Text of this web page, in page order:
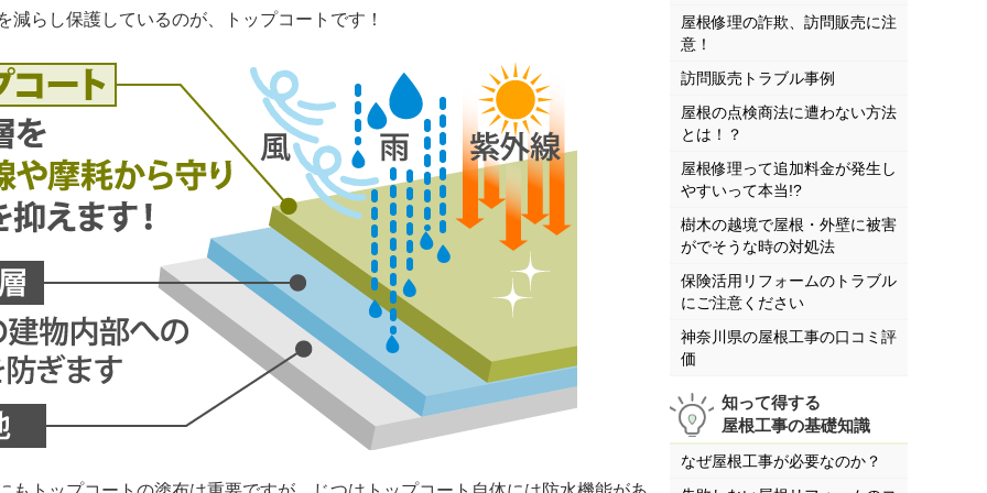
らし保護しているのが、トップコートです！
屋根修理の詐欺、訪問販売に注
意！
訪問販売トラブル事例
屋根の点検商法に遭わない方法
とは！？
屋根修理って追加料金が発生し
やすいって本当!?
樹木の越境で屋根・外壁に被害
がでそうな時の対処法
保険活用リフォームのトラブル
にご注意ください
神奈川県の屋根工事の口コミ評
価
知って得する
屋根工事の基礎知識
なぜ屋根工事が必要なのか？